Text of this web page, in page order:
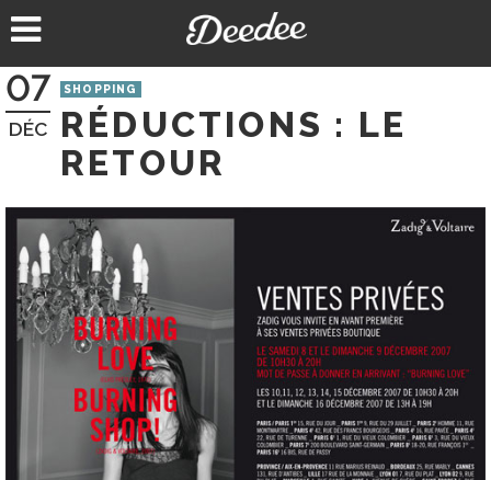
au
07
DÉC
SHOPPING
RÉDUCTIONS : LE
RETOUR